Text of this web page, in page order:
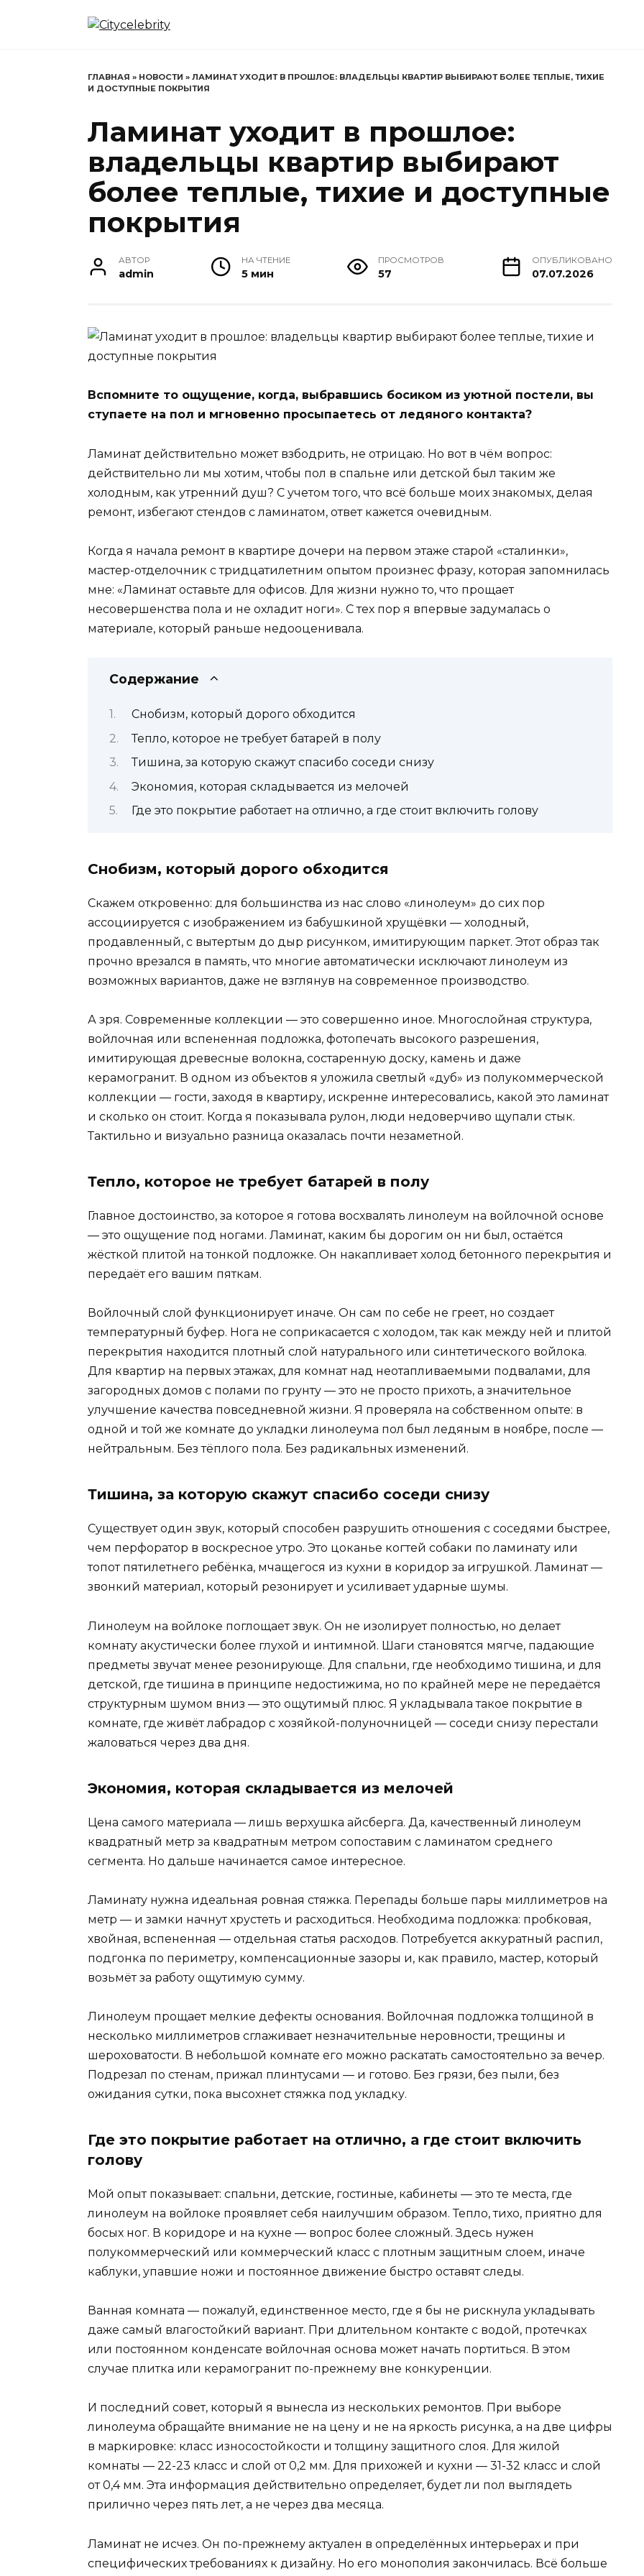
ГЛАВНАЯ » НОВОСТИ » ЛАМИНАТ УХОДИТ В ПРОШЛОЕ: ВЛАДЕЛЬЦЫ КВАРТИР ВЫБИРАЮТ БОЛЕЕ ТЕПЛЫЕ, ТИХИЕ
И ДОСТУПНЫЕ ПОКРЫТИЯ
Ламинат уходит в прошлое:
владельцы квартир выбирают
более теплые, тихие и доступные
покрытия
АВТОР
admin
НА ЧТЕНИЕ
5 мин
ПРОСМОТРОВ
57
ОПУБЛИКОВАНО
07.07.2026
Вспомните то ощущение, когда, выбравшись босиком из уютной постели, вы
ступаете на пол и мгновенно просыпаетесь от ледяного контакта?
Ламинат действительно может взбодрить, не отрицаю. Но вот в чём вопрос:
действительно ли мы хотим, чтобы пол в спальне или детской был таким же
холодным, как утренний душ? С учетом того, что всё больше моих знакомых, делая
ремонт, избегают стендов с ламинатом, ответ кажется очевидным.
Когда я начала ремонт в квартире дочери на первом этаже старой «сталинки»,
мастер-отделочник с тридцатилетним опытом произнес фразу, которая запомнилась
мне: «Ламинат оставьте для офисов. Для жизни нужно то, что прощает
несовершенства пола и не охладит ноги». С тех пор я впервые задумалась о
материале, который раньше недооценивала.
Содержание
Снобизм, который дорого обходится
Тепло, которое не требует батарей в полу
Тишина, за которую скажут спасибо соседи снизу
Экономия, которая складывается из мелочей
Где это покрытие работает на отлично, а где стоит включить голову
Снобизм, который дорого обходится
Скажем откровенно: для большинства из нас слово «линолеум» до сих пор
ассоциируется с изображением из бабушкиной хрущёвки — холодный,
продавленный, с вытертым до дыр рисунком, имитирующим паркет. Этот образ так
прочно врезался в память, что многие автоматически исключают линолеум из
возможных вариантов, даже не взглянув на современное производство.
А зря. Современные коллекции — это совершенно иное. Многослойная структура,
войлочная или вспененная подложка, фотопечать высокого разрешения,
имитирующая древесные волокна, состаренную доску, камень и даже
керамогранит. В одном из объектов я уложила светлый «дуб» из полукоммерческой
коллекции — гости, заходя в квартиру, искренне интересовались, какой это ламинат
и сколько он стоит. Когда я показывала рулон, люди недоверчиво щупали стык.
Тактильно и визуально разница оказалась почти незаметной.
Тепло, которое не требует батарей в полу
Главное достоинство, за которое я готова восхвалять линолеум на войлочной основе
— это ощущение под ногами. Ламинат, каким бы дорогим он ни был, остаётся
жёсткой плитой на тонкой подложке. Он накапливает холод бетонного перекрытия и
передаёт его вашим пяткам.
Войлочный слой функционирует иначе. Он сам по себе не греет, но создает
температурный буфер. Нога не соприкасается с холодом, так как между ней и плитой
перекрытия находится плотный слой натурального или синтетического войлока.
Для квартир на первых этажах, для комнат над неотапливаемыми подвалами, для
загородных домов с полами по грунту — это не просто прихоть, а значительное
улучшение качества повседневной жизни. Я проверяла на собственном опыте: в
одной и той же комнате до укладки линолеума пол был ледяным в ноябре, после —
нейтральным. Без тёплого пола. Без радикальных изменений.
Тишина, за которую скажут спасибо соседи снизу
Существует один звук, который способен разрушить отношения с соседями быстрее,
чем перфоратор в воскресное утро. Это цоканье когтей собаки по ламинату или
топот пятилетнего ребёнка, мчащегося из кухни в коридор за игрушкой. Ламинат —
звонкий материал, который резонирует и усиливает ударные шумы.
Линолеум на войлоке поглощает звук. Он не изолирует полностью, но делает
комнату акустически более глухой и интимной. Шаги становятся мягче, падающие
предметы звучат менее резонирующе. Для спальни, где необходимо тишина, и для
детской, где тишина в принципе недостижима, но по крайней мере не передаётся
структурным шумом вниз — это ощутимый плюс. Я укладывала такое покрытие в
комнате, где живёт лабрадор с хозяйкой-полуночницей — соседи снизу перестали
жаловаться через два дня.
Экономия, которая складывается из мелочей
Цена самого материала — лишь верхушка айсберга. Да, качественный линолеум
квадратный метр за квадратным метром сопоставим с ламинатом среднего
сегмента. Но дальше начинается самое интересное.
Ламинату нужна идеальная ровная стяжка. Перепады больше пары миллиметров на
метр — и замки начнут хрустеть и расходиться. Необходима подложка: пробковая,
хвойная, вспененная — отдельная статья расходов. Потребуется аккуратный распил,
подгонка по периметру, компенсационные зазоры и, как правило, мастер, который
возьмёт за работу ощутимую сумму.
Линолеум прощает мелкие дефекты основания. Войлочная подложка толщиной в
несколько миллиметров сглаживает незначительные неровности, трещины и
шероховатости. В небольшой комнате его можно раскатать самостоятельно за вечер.
Подрезал по стенам, прижал плинтусами — и готово. Без грязи, без пыли, без
ожидания сутки, пока высохнет стяжка под укладку.
Где это покрытие работает на отлично, а где стоит включить
голову
Мой опыт показывает: спальни, детские, гостиные, кабинеты — это те места, где
линолеум на войлоке проявляет себя наилучшим образом. Тепло, тихо, приятно для
босых ног. В коридоре и на кухне — вопрос более сложный. Здесь нужен
полукоммерческий или коммерческий класс с плотным защитным слоем, иначе
каблуки, упавшие ножи и постоянное движение быстро оставят следы.
Ванная комната — пожалуй, единственное место, где я бы не рискнула укладывать
даже самый влагостойкий вариант. При длительном контакте с водой, протечках
или постоянном конденсате войлочная основа может начать портиться. В этом
случае плитка или керамогранит по-прежнему вне конкуренции.
И последний совет, который я вынесла из нескольких ремонтов. При выборе
линолеума обращайте внимание не на цену и не на яркость рисунка, а на две цифры
в маркировке: класс износостойкости и толщину защитного слоя. Для жилой
комнаты — 22-23 класс и слой от 0,2 мм. Для прихожей и кухни — 31-32 класс и слой
от 0,4 мм. Эта информация действительно определяет, будет ли пол выглядеть
прилично через пять лет, а не через два месяца.
Ламинат не исчез. Он по-прежнему актуален в определённых интерьерах и при
специфических требованиях к дизайну. Но его монополия закончилась. Всё больше